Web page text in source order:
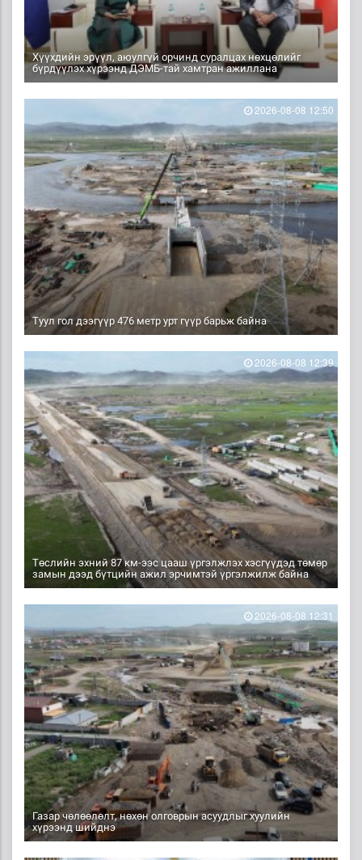
Хүүхдийн эрүүл, аюулгүй орчинд суралцах нөхцөлийг
бүрдүүлэх хүрээнд ДЭМБ-тай хамтран ажиллана
Туул гол дээгүүр 476 метр урт гүүр барьж байна
2026-08-08 12:50
Төслийн эхний 87 км-ээс цааш үргэлжлэх хэсгүүдэд төмөр
замын дээд бүтцийн ажил эрчимтэй үргэлжилж байна
2026-08-08 12:39
Газар чөлөөлөлт, нөхөн олговрын асуудлыг хуулийн
хүрээнд шийднэ
2026-08-08 12:31